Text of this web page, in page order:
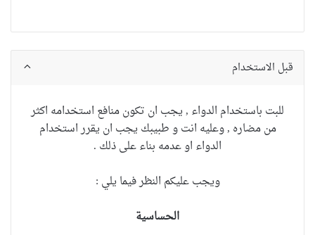
قبل الاستخدام
للبت باستخدام الدواء , يجب ان تكون منافع استخدامه اكثر
من مضاره , وعليه انت و طبيبك يجب ان يقرر استخدام
الدواء او عدمه بناء على ذلك .
ويجب عليكم النظر فيما يلي :
الحساسية